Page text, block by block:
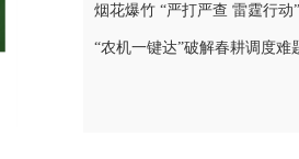
“农机一键达”破解春耕调度难